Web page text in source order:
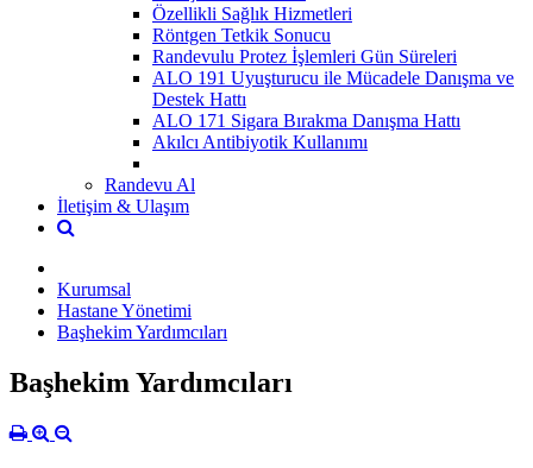
Özellikli Sağlık Hizmetleri
Röntgen Tetkik Sonucu
Randevulu Protez İşlemleri Gün Süreleri
ALO 191 Uyuşturucu ile Mücadele Danışma ve
Destek Hattı
ALO 171 Sigara Bırakma Danışma Hattı
Akılcı Antibiyotik Kullanımı
Randevu Al
İletişim & Ulaşım
Kurumsal
Hastane Yönetimi
Başhekim Yardımcıları
Başhekim Yardımcıları